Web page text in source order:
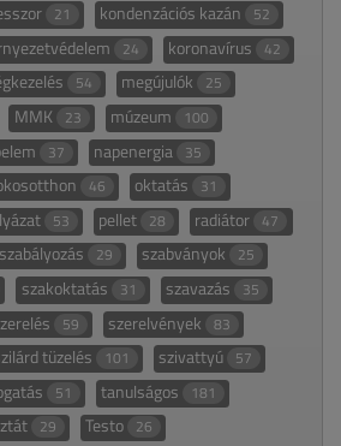
21 kondenzációs kazán 52
24 koronavírus 42
54 megújulók 25
MMK 23 múzeum 100
37 napenergia 35
46 oktatás 31
53 pellet 28 radiátor 47
szabályozás 29 szabványok 25
szakoktatás 31 szavazás 35
59 szerelvények 83
tüzelés 101 szivattyú 57
51 tanulságos 181
29 Testo 26